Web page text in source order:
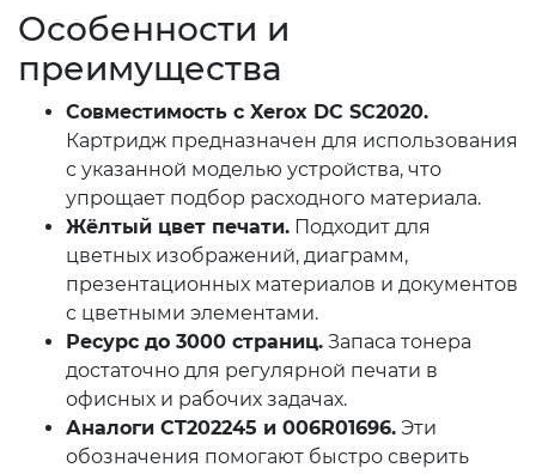
Особенности и
преимущества
Совместимость с Xerox DC SC2020.
Картридж предназначен для использования
с указанной моделью устройства, что
упрощает подбор расходного материала.
Жёлтый цвет печати. Подходит для
цветных изображений, диаграмм,
презентационных материалов и документов
с цветными элементами.
Ресурс до 3000 страниц. Запаса тонера
достаточно для регулярной печати в
офисных и рабочих задачах.
Аналоги CT202245 и 006R01696. Эти
обозначения помогают быстро сверить